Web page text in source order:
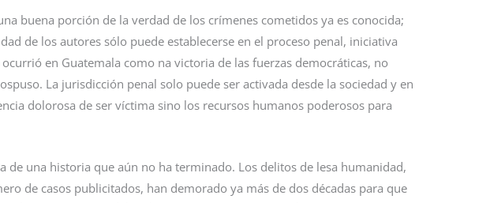
buena porción de la verdad de los crímenes cometidos ya es conocida;
de los autores sólo puede establecerse en el proceso penal, iniciativa
en Guatemala como na victoria de las fuerzas democráticas, no
La jurisdicción penal solo puede ser activada desde la sociedad y en
dolorosa de ser víctima sino los recursos humanos poderosos para
una historia que aún no ha terminado. Los delitos de lesa humanidad,
de casos publicitados, han demorado ya más de dos décadas para que